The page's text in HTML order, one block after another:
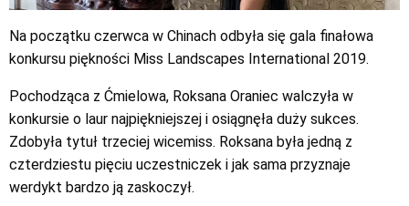
Na początku czerwca w Chinach odbyła się gala finałowa
konkursu piękności Miss Landscapes International 2019.
Pochodząca z Ćmielowa, Roksana Oraniec walczyła w
konkursie o laur najpiękniejszej i osiągnęła duży sukces.
Zdobyła tytuł trzeciej wicemiss. Roksana była jedną z
czterdziestu pięciu uczestniczek i jak sama przyznaje
werdykt bardzo ją zaskoczył.